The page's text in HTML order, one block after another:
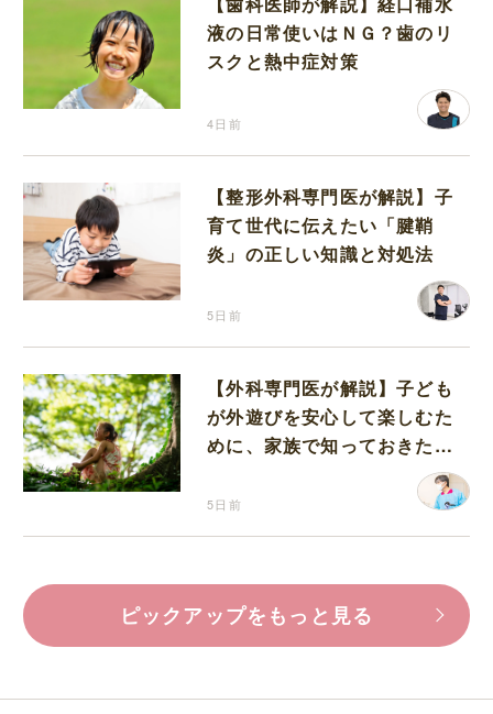
液の日常使いはＮＧ？歯のリ
スクと熱中症対策
4日前
【整形外科専門医が解説】子
育て世代に伝えたい「腱鞘
炎」の正しい知識と対処法
5日前
【外科専門医が解説】子ども
が外遊びを安心して楽しむた
めに、家族で知っておきたい
5日前
ピックアップをもっと見る